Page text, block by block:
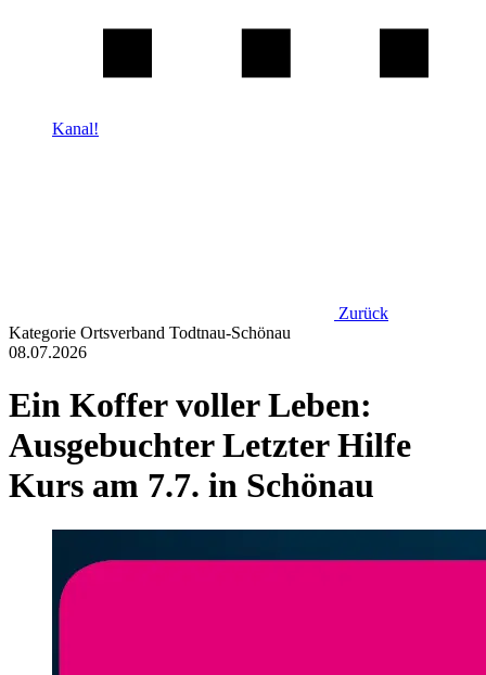
Kanal!
Zurück
Kategorie Ortsverband Todtnau-Schönau
08.07.2026
Ein Koffer voller Leben:
Ausgebuchter Letzter Hilfe
Kurs am 7.7. in Schönau